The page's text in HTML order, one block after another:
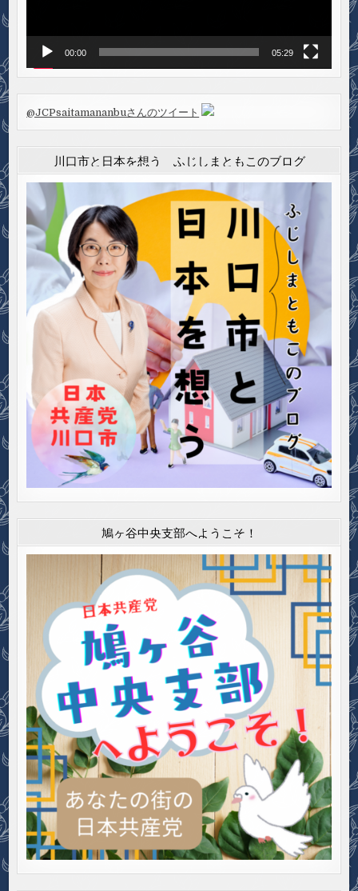
00:00 05:29
@JCPsaitamananbuさんのツイート
川口市と日本を想う ふじしまともこのブログ
鳩ヶ谷中央支部へようこそ！